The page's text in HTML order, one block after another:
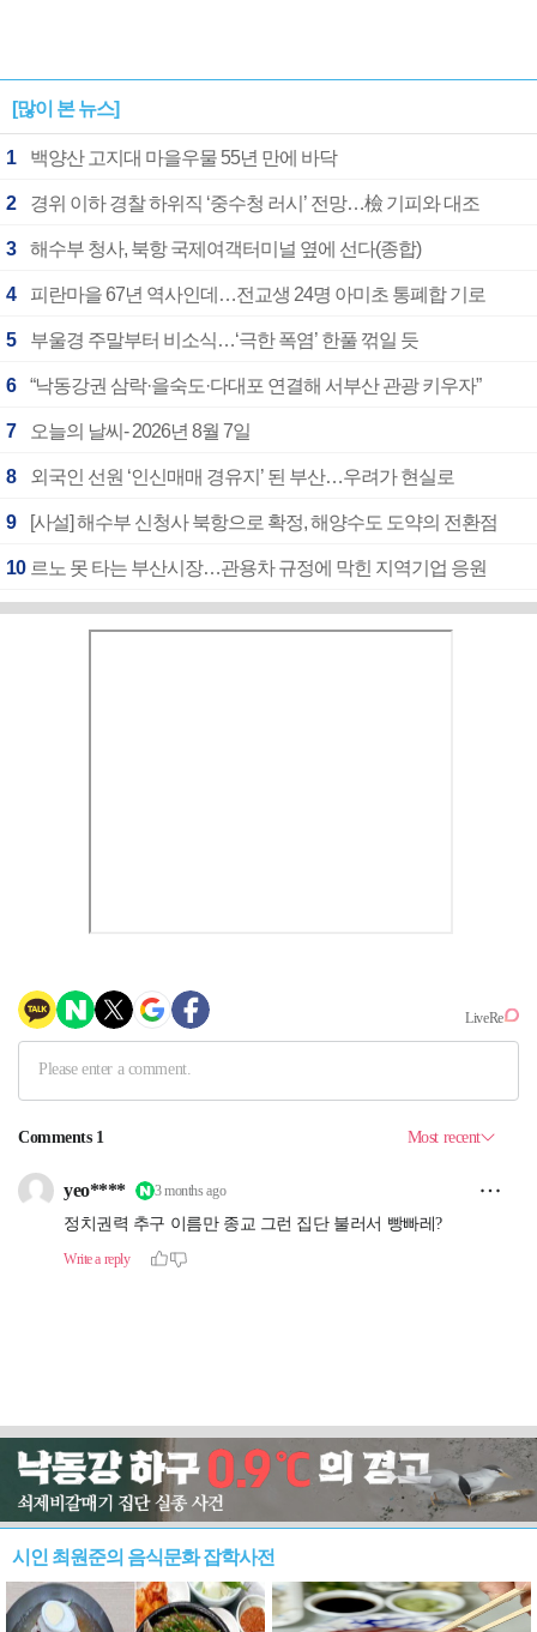
[많이 본 뉴스]
1 백양산 고지대 마을우물 55년 만에 바닥
2 경위 이하 경찰 하위직 ‘중수청 러시’ 전망…檢 기피와 대조
3 해수부 청사, 북항 국제여객터미널 옆에 선다(종합)
4 피란마을 67년 역사인데…전교생 24명 아미초 통폐합 기로
5 부울경 주말부터 비소식…‘극한 폭염’ 한풀 꺾일 듯
6 “낙동강권 삼락·을숙도·다대포 연결해 서부산 관광 키우자”
7 오늘의 날씨- 2026년 8월 7일
8 외국인 선원 ‘인신매매 경유지’ 된 부산…우려가 현실로
9 [사설] 해수부 신청사 북항으로 확정, 해양수도 도약의 전환점
10 르노 못 타는 부산시장…관용차 규정에 막힌 지역기업 응원
시인 최원준의 음식문화 잡학사전